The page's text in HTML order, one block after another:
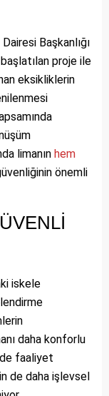
Başkanlığı
proje ile
eksikliklerin
limanın hem
önemli
iskele
daha konforlu
faaliyet
de daha işlevsel